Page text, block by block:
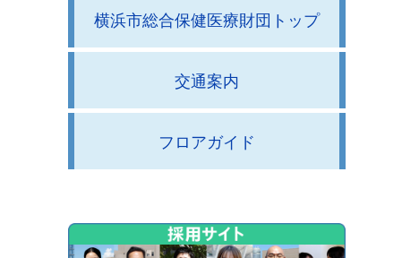
横浜市総合保健医療財団トップ
交通案内
フロアガイド